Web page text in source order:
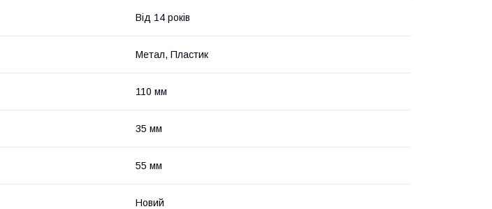
Від 14 років
Метал, Пластик
110 мм
35 мм
55 мм
Новий